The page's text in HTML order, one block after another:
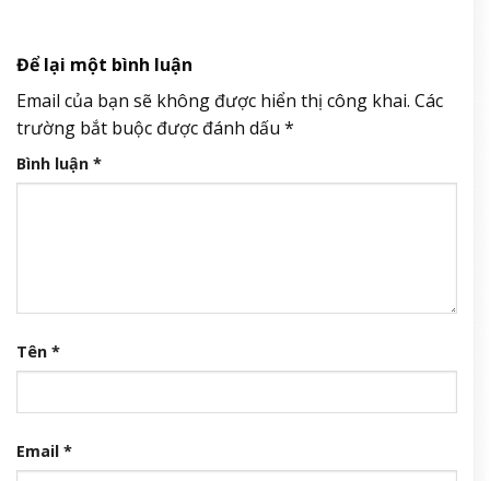
Để lại một bình luận
Email của bạn sẽ không được hiển thị công khai. Các
trường bắt buộc được đánh dấu *
Bình luận *
Tên *
Email *